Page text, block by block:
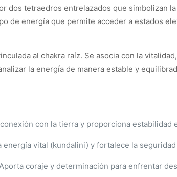
dos tetraedros entrelazados que
de energía que permite acceder a estados
al chakra raíz. Se asocia con la
la energía de manera estable y
con la tierra y proporciona estabilidad
energía vital (kundalini) y fortalece la
coraje y determinación para enfrentar